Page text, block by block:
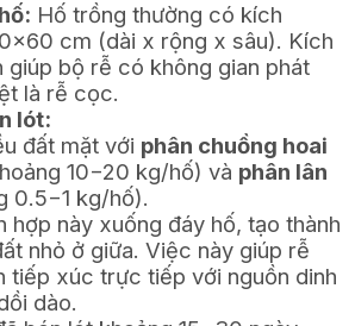
Hố trồng thường có kích
×60 cm (dài x rộng x sâu). Kích
giúp bộ rễ có không gian phát
là rễ cọc.
lót:
đất mặt với phân chuồng hoai
10−20 kg/hố) và phân lân
0.5−1 kg/hố).
hợp này xuống đáy hố, tạo thành
nhỏ ở giữa. Việc này giúp rễ
tiếp xúc trực tiếp với nguồn dinh
dào.